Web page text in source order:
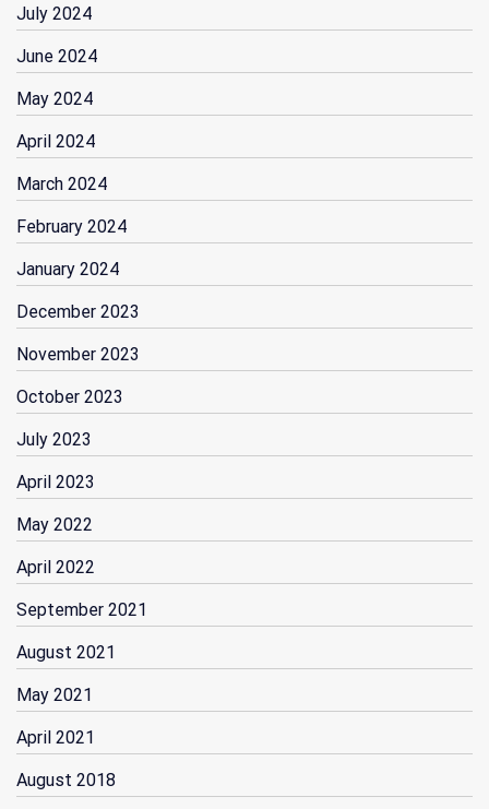
July 2024
June 2024
May 2024
April 2024
March 2024
February 2024
January 2024
December 2023
November 2023
October 2023
July 2023
April 2023
May 2022
April 2022
September 2021
August 2021
May 2021
April 2021
August 2018